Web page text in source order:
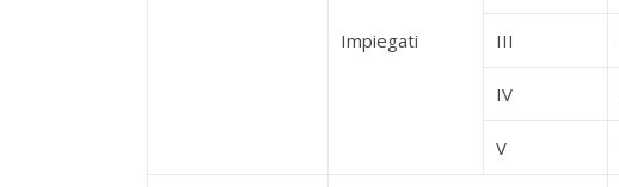
Impiegati III
IV
V